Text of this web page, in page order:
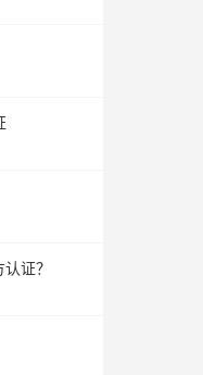
证？